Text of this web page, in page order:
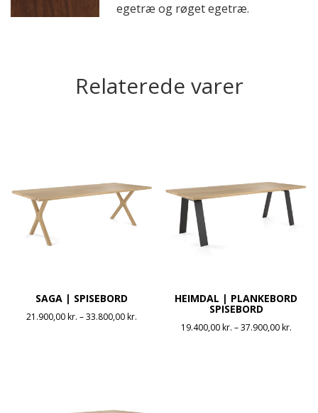
egetræ og røget egetræ.
Relaterede varer
SAGA | SPISEBORD
21.900,00kr. –33.800,00kr.
21.900,00 kr.
HEIMDAL | PLANKEBORD
SPISEBORD
19.400,00kr. –37.900,00kr.